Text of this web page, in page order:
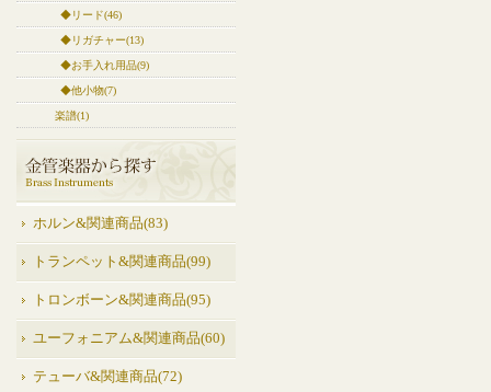
◆リード(46)
◆リガチャー(13)
◆お手入れ用品(9)
◆他小物(7)
楽譜(1)
ホルン&関連商品(83)
トランペット&関連商品(99)
トロンボーン&関連商品(95)
ユーフォニアム&関連商品(60)
テューバ&関連商品(72)